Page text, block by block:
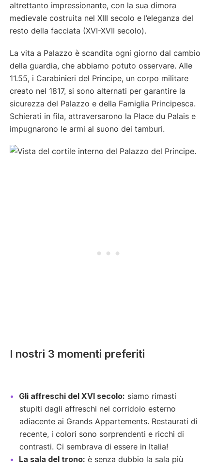
altrettanto impressionante, con la sua dimora
medievale costruita nel XIII secolo e l’eleganza del
resto della facciata (XVI-XVII secolo).
La vita a Palazzo è scandita ogni giorno dal cambio
della guardia, che abbiamo potuto osservare. Alle
11.55, i Carabinieri del Principe, un corpo militare
creato nel 1817, si sono alternati per garantire la
sicurezza del Palazzo e della Famiglia Principesca.
Schierati in fila, attraversarono la Place du Palais e
impugnarono le armi al suono dei tamburi.
I nostri 3 momenti preferiti
Gli affreschi del XVI secolo: siamo rimasti
stupiti dagli affreschi nel corridoio esterno
adiacente ai Grands Appartements. Restaurati di
recente, i colori sono sorprendenti e ricchi di
contrasti. Ci sembrava di essere in Italia!
La sala del trono: è senza dubbio la sala più